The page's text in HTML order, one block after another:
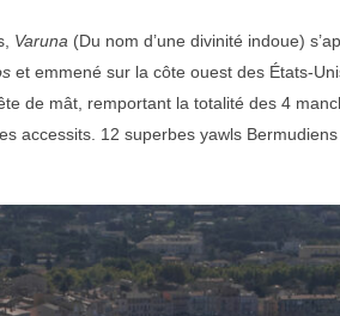
Varuna (Du nom d’une divinité indoue)
et emmené sur la côte ouest des États-
de mât, remportant la totalité des 4
accessits. 12 superbes yawls